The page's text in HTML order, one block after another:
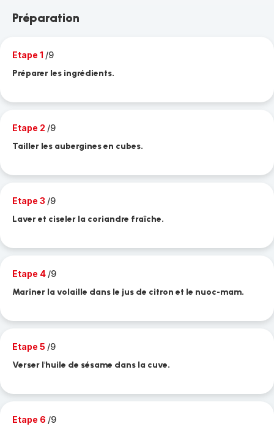
Préparation
Etape 1 /9
Préparer les ingrédients.
Etape 2 /9
Tailler les aubergines en cubes.
Etape 3 /9
Laver et ciseler la coriandre fraîche.
Etape 4 /9
Mariner la volaille dans le jus de citron et le nuoc-mam.
Etape 5 /9
Verser l'huile de sésame dans la cuve.
Etape 6 /9